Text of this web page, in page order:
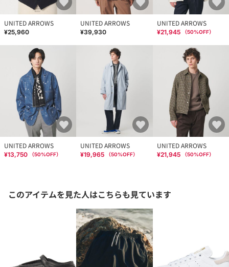
UNITED ARROWS
¥25,960
UNITED ARROWS
¥39,930
UNITED ARROWS
¥21,945 （50%OFF）
UNITED ARROWS
¥13,750 （50%OFF）
UNITED ARROWS
¥19,965 （50%OFF）
UNITED ARROWS
¥21,945 （50%OFF）